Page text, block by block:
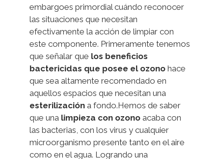
embargoes primordial cuándo reconocer
las situaciones que necesitan
efectivamente la acción de limpiar con
este componente. Primeramente tenemos
que señalar que los beneficios
bactericidas que posee el ozono hace
que sea altamente recomendado en
aquellos espacios que necesitan una
esterilización a fondo.Hemos de saber
que una limpieza con ozono acaba con
las bacterias, con los virus y cualquier
microorganismo presente tanto en el aire
como en el agua. Logrando una